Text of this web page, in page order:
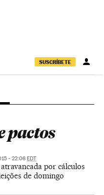
SUSCRÍBETE
pactos
- 22:06 EDT
por cálculos
de domingo